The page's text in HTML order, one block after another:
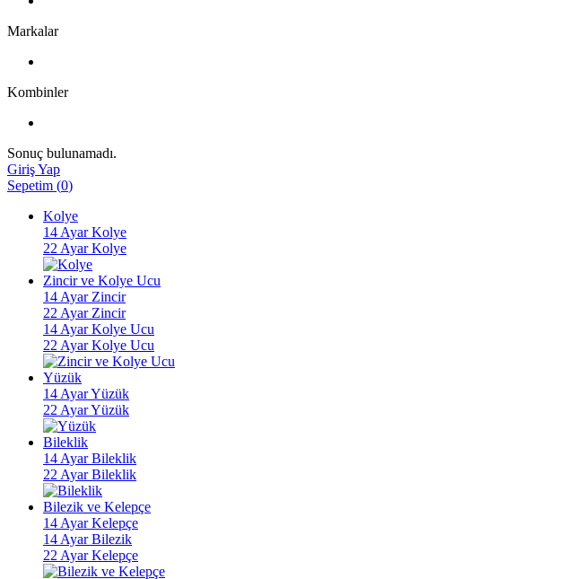
Markalar
Kombinler
Sonuç bulunamadı.
Giriş Yap
Sepetim (0)
Kolye
14 Ayar Kolye
22 Ayar Kolye
Zincir ve Kolye Ucu
14 Ayar Zincir
22 Ayar Zincir
14 Ayar Kolye Ucu
22 Ayar Kolye Ucu
Yüzük
14 Ayar Yüzük
22 Ayar Yüzük
Bileklik
14 Ayar Bileklik
22 Ayar Bileklik
Bilezik ve Kelepçe
14 Ayar Kelepçe
14 Ayar Bilezik
22 Ayar Kelepçe